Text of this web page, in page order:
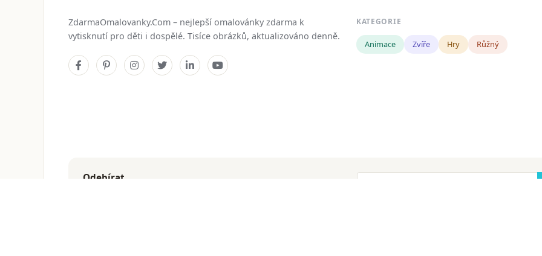
ZdarmaOmalovanky.Com – nejlepší omalovánky zdarma k
vytisknutí pro děti i dospělé. Tisíce obrázků, aktualizováno denně.
KATEGORIE
Animace Zvíře Hry Růžný
Odebírat